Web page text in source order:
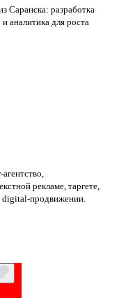
Саранска: разработка
аналитика для роста
рекламе, таргете,
digital‑продвижении.